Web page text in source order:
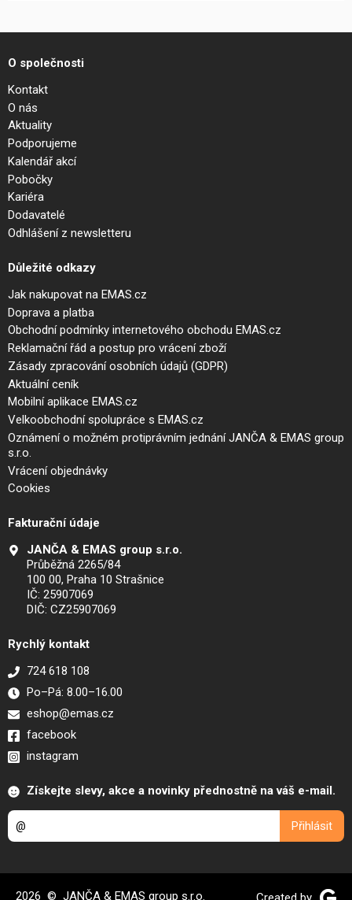
O společnosti
Kontakt
O nás
Aktuality
Podporujeme
Kalendář akcí
Pobočky
Kariéra
Dodavatelé
Odhlášení z newsletteru
Důležité odkazy
Jak nakupovat na EMAS.cz
Doprava a platba
Obchodní podmínky internetového obchodu EMAS.cz
Reklamační řád a postup pro vrácení zboží
Zásady zpracování osobních údajů (GDPR)
Aktuální ceník
Mobilní aplikace EMAS.cz
Velkoobchodní spolupráce s EMAS.cz
Oznámení o možném protiprávním jednání JANČA & EMAS group
s.r.o.
Vrácení objednávky
Cookies
Fakturační údaje
JANČA & EMAS group s.r.o.
Průběžná 2265/84
100 00, Praha 10 Strašnice
IČ: 25907069
DIČ: CZ25907069
Rychlý kontakt
724 618 108
Po–Pá: 8.00–16.00
eshop@emas.cz
facebook
instagram
Získejte slevy, akce a novinky přednostně na váš e-mail.
2026 © JANČA & EMAS group s.r.o.